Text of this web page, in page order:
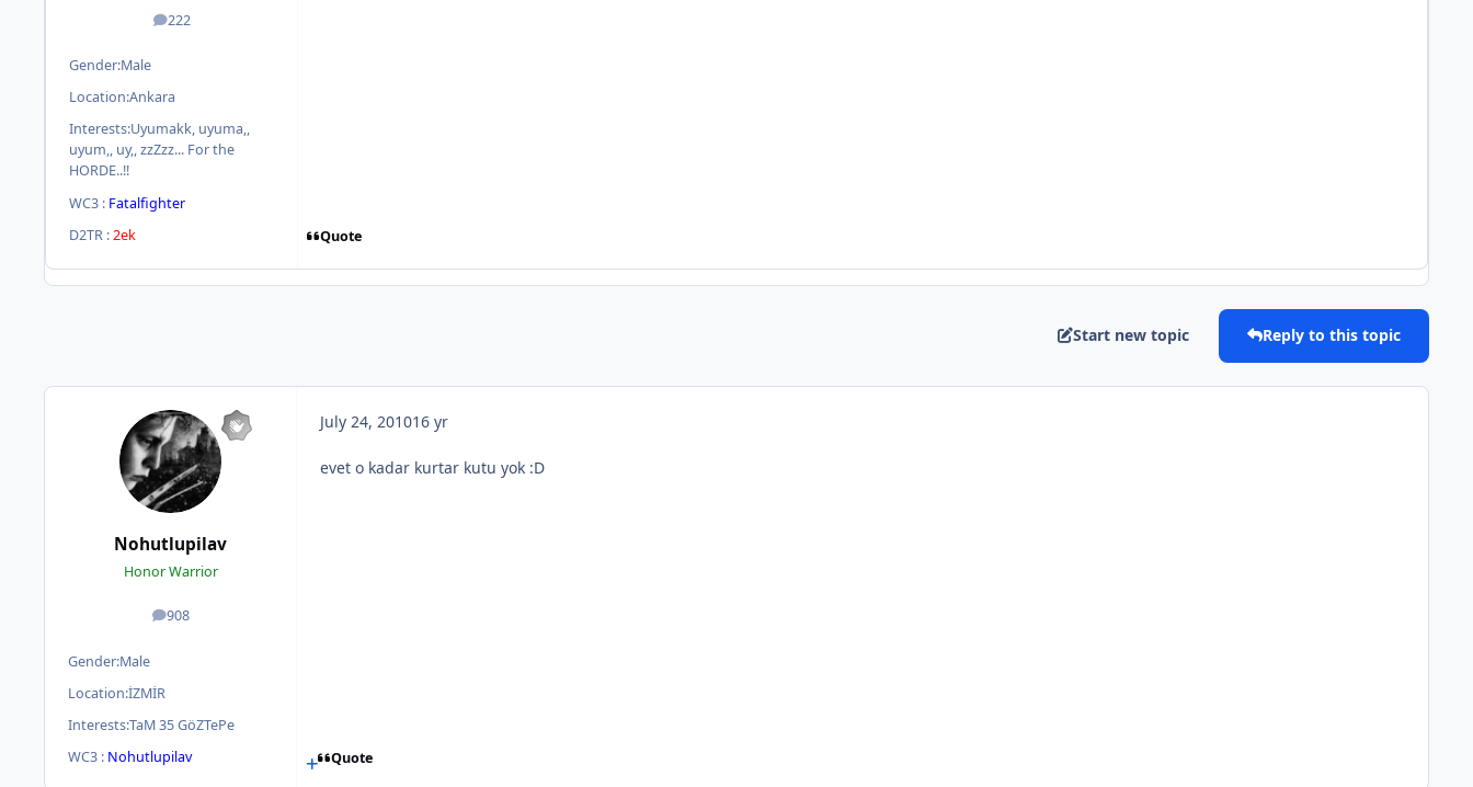
222
posts
Gender:Male
Location:Ankara
Interests:Uyumakk, uyuma,,
uyum,, uy,, zzZzz... For the
HORDE..!!
WC3 : Fatalfighter
D2TR :2ek Quote
Start new topic Reply to this topic
Nohutlupilav
Honor Warrior
908
posts
Gender:Male
Location:İZMİR
Interests:TaM 35 GöZTePe
WC3 : Nohutlupilav
July 24, 201016 yr
evet o kadar kurtar kutu yok :D
Quote